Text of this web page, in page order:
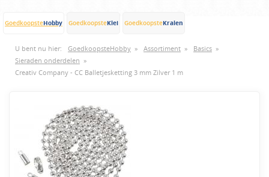
GoedkoopsteHobby GoedkoopsteKlei GoedkoopsteKralen
U bent nu hier: GoedkoopsteHobby » Assortiment » Basics »
Sieraden onderdelen »
Creativ Company - CC Balletjesketting 3 mm Zilver 1 m